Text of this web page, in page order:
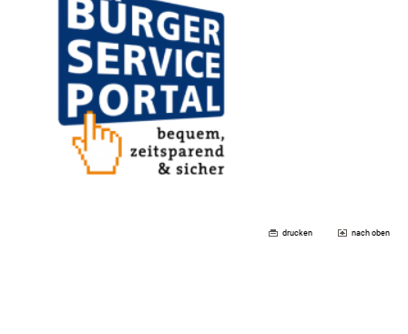
drucken nach oben